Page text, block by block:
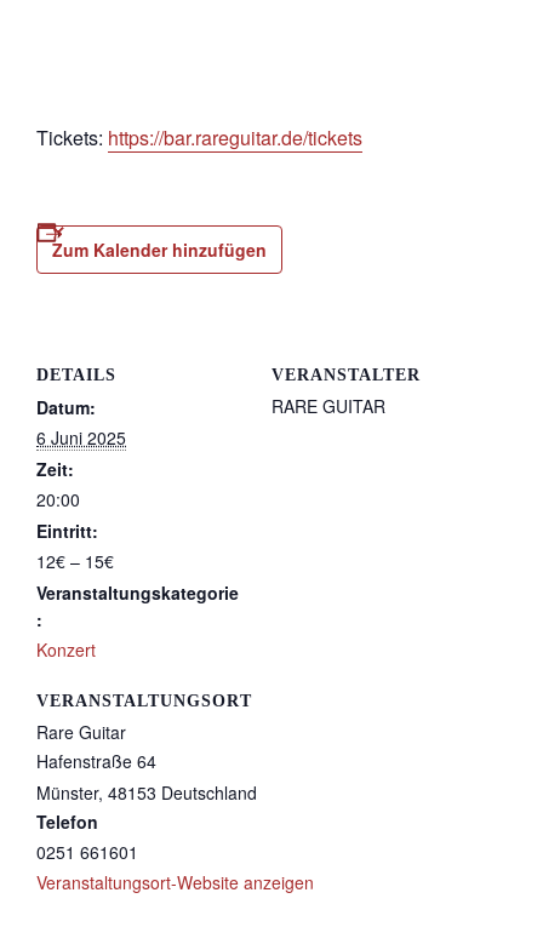
Tickets: https://bar.rareguitar.de/tickets
Zum Kalender hinzufügen
DETAILS
Datum:
6 Juni 2025
Zeit:
20:00
Eintritt:
12€ – 15€
Veranstaltungskategorie
:
Konzert
VERANSTALTUNGSORT
Rare Guitar
Hafenstraße 64
Münster, 48153 Deutschland
Telefon
0251 661601
Veranstaltungsort-Website anzeigen
VERANSTALTER
RARE GUITAR